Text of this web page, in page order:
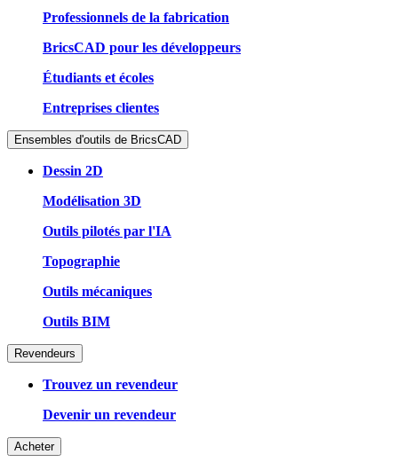
Professionnels de la fabrication
BricsCAD pour les développeurs
Étudiants et écoles
Entreprises clientes
Ensembles d'outils de BricsCAD
Dessin 2D
Modélisation 3D
Outils pilotés par l'IA
Topographie
Outils mécaniques
Outils BIM
Revendeurs
Trouvez un revendeur
Devenir un revendeur
Acheter